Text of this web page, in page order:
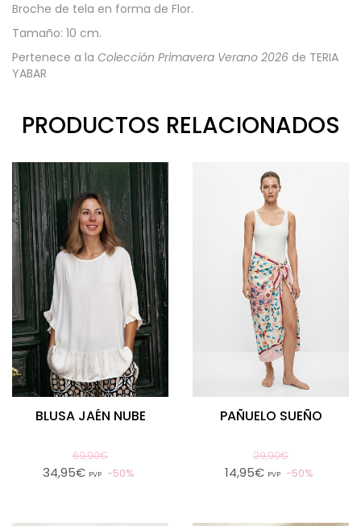
Broche de tela en forma de Flor.
Tamaño: 10 cm.
Pertenece a la Colección Primavera Verano 2026 de TERIA
YABAR
PRODUCTOS RELACIONADOS
BLUSA JAÉN NUBE
69,90€
34,95€ PVP 50%
PAÑUELO SUEÑO
29,90€
14,95€ PVP 50%